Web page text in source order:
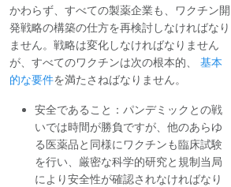
かわらず、すべての製薬企業も、ワクチン開
発戦略の構築の仕方を再検討しなければなり
ません。戦略は変化しなければなりません
が、すべてのワクチンは次の根本的、 基本
的な要件を満たさねばなりません。
安全であること：パンデミックとの戦
いでは時間が勝負ですが、他のあらゆ
る医薬品と同様にワクチンも臨床試験
を行い、厳密な科学的研究と規制当局
により安全性が確認されなければなり